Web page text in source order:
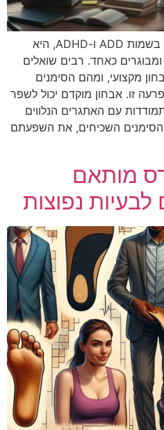
הפרעת קשב וריכוז, הידועה גם בשמות ADD ו-ADHD, היא
כאחד. רבים שואלים
מקצועי, ומהם הסימנים
זו. אבחון מוקדם יכול לשפר
עם האתגרים הנלווים
השכיחים, את השפעתם
מותאם
נפוצות